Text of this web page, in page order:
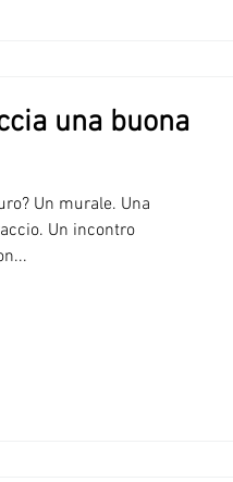
una buona
Un murale. Una
Un incontro